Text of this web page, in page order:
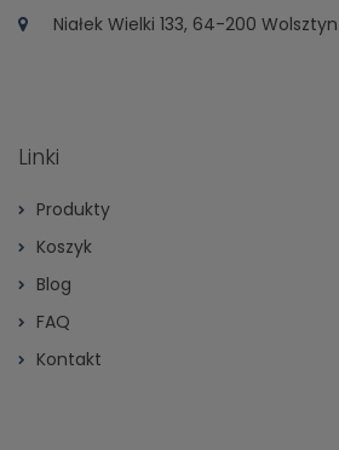
Niałek Wielki 133, 64-200 Wolsztyn
Linki
Produkty
Koszyk
Blog
FAQ
Kontakt